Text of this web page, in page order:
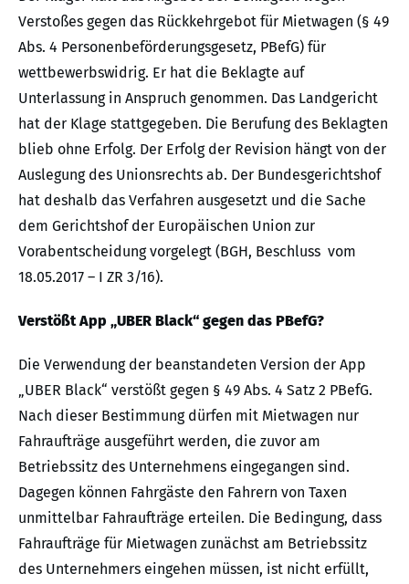
Verstoßes gegen das Rückkehrgebot für Mietwagen (§ 49
Abs. 4 Personenbeförderungsgesetz, PBefG) für
wettbewerbswidrig. Er hat die Beklagte auf
Unterlassung in Anspruch genommen. Das Landgericht
hat der Klage stattgegeben. Die Berufung des Beklagten
blieb ohne Erfolg. Der Erfolg der Revision hängt von der
Auslegung des Unionsrechts ab. Der Bundesgerichtshof
hat deshalb das Verfahren ausgesetzt und die Sache
dem Gerichtshof der Europäischen Union zur
Vorabentscheidung vorgelegt (BGH, Beschluss vom
18.05.2017 – I ZR 3/16).
Verstößt App „UBER Black“ gegen das PBefG?
Die Verwendung der beanstandeten Version der App
„UBER Black“ verstößt gegen § 49 Abs. 4 Satz 2 PBefG.
Nach dieser Bestimmung dürfen mit Mietwagen nur
Fahraufträge ausgeführt werden, die zuvor am
Betriebssitz des Unternehmens eingegangen sind.
Dagegen können Fahrgäste den Fahrern von Taxen
unmittelbar Fahraufträge erteilen. Die Bedingung, dass
Fahraufträge für Mietwagen zunächst am Betriebssitz
des Unternehmers eingehen müssen, ist nicht erfüllt,